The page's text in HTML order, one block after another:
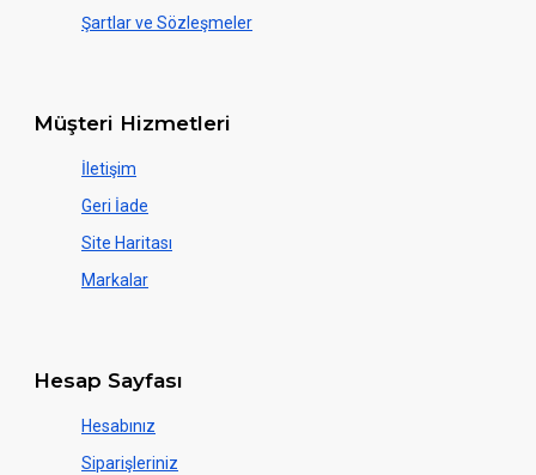
Şartlar ve Sözleşmeler
Müşteri Hizmetleri
İletişim
Geri İade
Site Haritası
Markalar
Hesap Sayfası
Hesabınız
Siparişleriniz